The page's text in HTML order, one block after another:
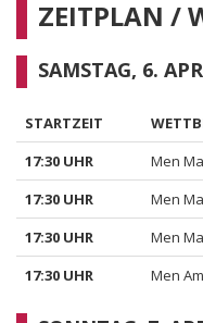
ZEITPLAN /
SAMSTAG, 6.
STARTZEIT
17:30 UHR
Men
17:30 UHR
Men
17:30 UHR
Men
17:30 UHR
Men